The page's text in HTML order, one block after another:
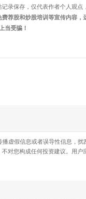
录保存，仅代表作者个人观
荐股和炒股培训等宣传内容
当受骗！
虚假信息或者误导性信息，
对您构成任何投资建议。用